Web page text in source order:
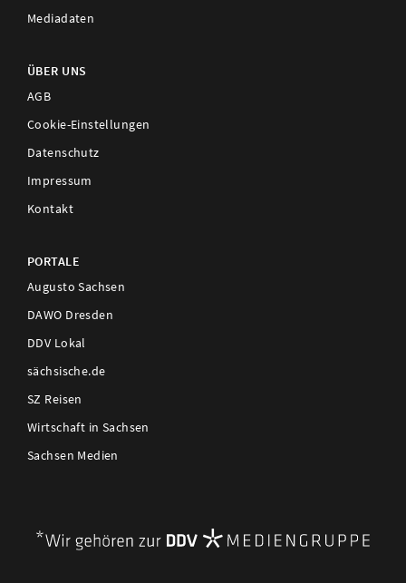
Mediadaten
ÜBER UNS
AGB
Cookie-Einstellungen
Datenschutz
Impressum
Kontakt
PORTALE
Augusto Sachsen
DAWO Dresden
DDV Lokal
sächsische.de
SZ Reisen
Wirtschaft in Sachsen
Sachsen Medien